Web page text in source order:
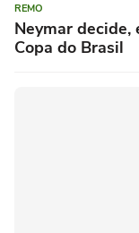
REMO
Neymar decide,
Copa do Brasil